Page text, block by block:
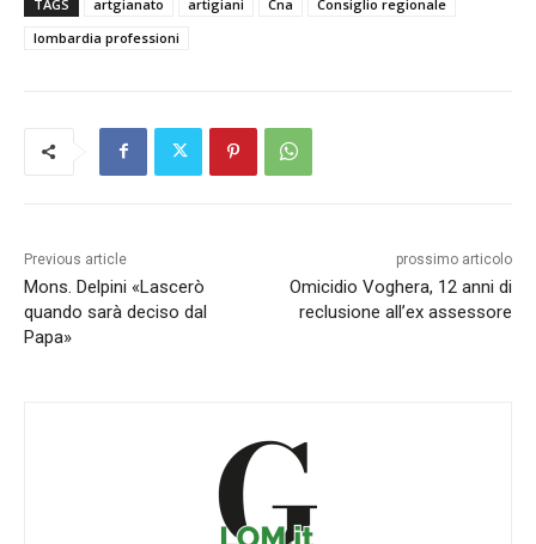
TAGS artgianato artigiani Cna
Consiglio regionale
lombardia professioni
Previous article
Mons. Delpini «Lascerò
quando sarà deciso dal
Papa»
prossimo articolo
Omicidio Voghera, 12 anni di
reclusione all’ex assessore